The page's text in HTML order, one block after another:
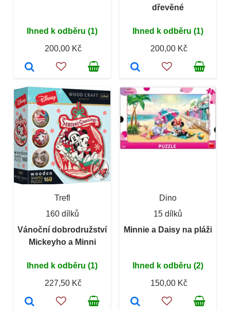
Ihned k odběru (1)
200,00 Kč
dřevěné
Ihned k odběru (1)
200,00 Kč
Trefl
160 dílků
Vánoční dobrodružství
Mickeyho a Minni
Ihned k odběru (1)
227,50 Kč
Dino
15 dílků
Minnie a Daisy na pláži
Ihned k odběru (2)
150,00 Kč